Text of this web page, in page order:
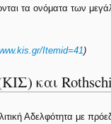
τα ονόματα των
Itemid=41)
και
Αδελφότητα με